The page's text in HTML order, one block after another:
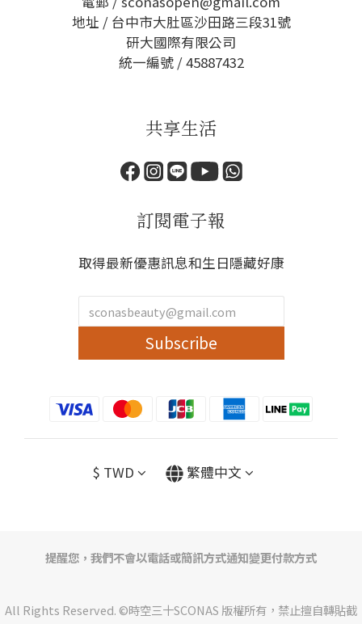
地址 / 台中市大肚區沙田路三段31號
研大國際有限公司
統一編號 / 45887432
共享生活
訂閱電子報
取得最新優惠訊息和生日隱藏好康
Subscribe
$ TWD 繁體中文
提醒您，我們不會以電話或簡訊方式通知變更付款方式
All Rights Reserved. ©時空三十SCONAS 版權所有，禁止擅自轉貼截